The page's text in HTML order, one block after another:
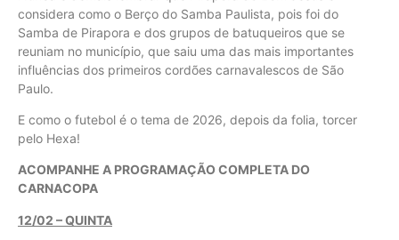
considera como o Berço do Samba Paulista, pois foi do
Samba de Pirapora e dos grupos de batuqueiros que se
reuniam no município, que saiu uma das mais importantes
influências dos primeiros cordões carnavalescos de São
Paulo.
E como o futebol é o tema de 2026, depois da folia, torcer
pelo Hexa!
ACOMPANHE A PROGRAMAÇÃO COMPLETA DO
CARNACOPA
12/02 – QUINTA